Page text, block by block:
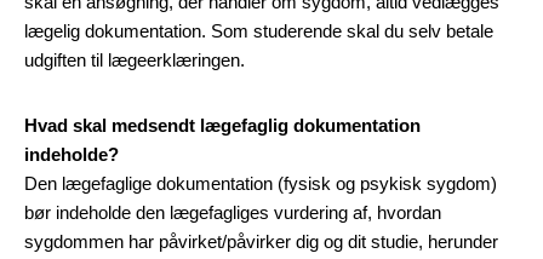
lægelig dokumentation. Som studerende skal du selv betale
udgiften til lægeerklæringen.
Hvad skal medsendt lægefaglig dokumentation
indeholde?
Den lægefaglige dokumentation (fysisk og psykisk sygdom)
bør indeholde den lægefagliges vurdering af, hvordan
sygdommen har påvirket/påvirker dig og dit studie, herunder